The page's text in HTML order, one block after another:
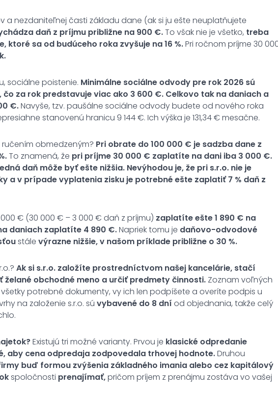
a nezdaniteľnej časti základu dane (ak si ju ešte neuplatňujete
daň z príjmu približne na 900 €.To však nie je všetko, treba
sa od budúceho roka zvyšuje na 16 %.Pri ročnom príjme 30
sociálne poistenie. Minimálne sociálne odvody pre rok 2026 sú
čo za rok predstavuje viac ako 3 600 €. Celkovo tak na daniach a
€.Navyše, tzv. paušálne sociálne odvody budete od nového roka
stanovenú hranicu 9 144 €. Ich výška je 131,34 € mesačne.
obmedzeným? Pri obrate do 100 000 € je sadzba dane z
To znamená, že pri príjme 30 000 € zaplatíte na dani iba 3 000 €.
daň môže byť ešte nižšia. Nevýhodou je, že pri s.r.o. nie je
a v prípade vyplatenia zisku je potrebné ešte zaplatiť 7 % daň z
€ (30 000 € – 3 000 € daň z príjmu) zaplatíte ešte 1 890 € na
daniach zaplatíte 4 890 €.Napriek tomu je daňovo-odvodové
stále výrazne nižšie, v našom príklade približne o 30 %.
Ak si s.r.o. založíte prostredníctvom našej kancelárie, stačí
želané obchodné meno a určiť predmety činnosti. Zoznam voľných
všetky potrebné dokumenty, vy ich len podpíšete a overíte podpis u
na založenie s.r.o. sú vybavené do 8 dní od objednania, takže celý
Existujú tri možné varianty. Prvou je klasické odpredanie
aby cena odpredaja zodpovedala trhovej hodnote.Druhou
buď formou zvýšenia základného imania alebo cez kapitálový
spoločnosti prenajímať,pričom príjem z prenájmu zostáva vo vašej